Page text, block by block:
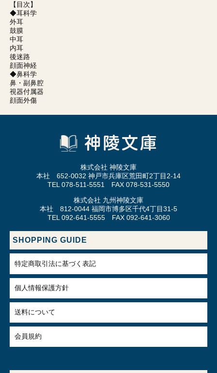
【目次】
◆耳科学
外耳
鼓膜
中耳
内耳
後迷路
顔面神経
◆鼻科学
鼻・副鼻腔
視器付属器
顔面外傷
株式会社 神陵文庫
本社 652-0032 神戸市兵庫区荒田町2丁目2-14
TEL 078-511-5551 FAX 078-531-5550
株式会社 九州神陵文庫
本社 812-0044 福岡市博多区千代4丁目31-5
TEL 092-641-5555 FAX 092-641-3060
SHOPPING GUIDE
特定商取引法に基づく表記
個人情報保護方針
送料について
会員規約